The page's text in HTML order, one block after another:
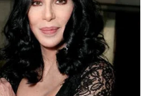
linda florzinha de
mostrados na foto
descrevemos logo
você irá adorar